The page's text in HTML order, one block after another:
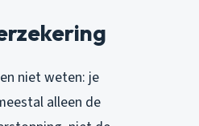
niet weten: je
alleen de